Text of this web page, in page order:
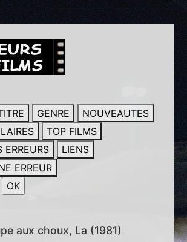
GENRE
NOUVEAUTES
TOP FILMS
ERREURS
LIENS
ERREUR
aux choux, La (1981)